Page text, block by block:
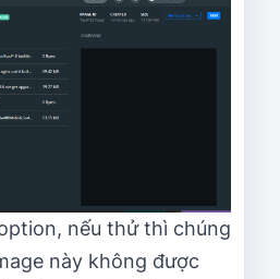
nếu thử thì chúng
này không được